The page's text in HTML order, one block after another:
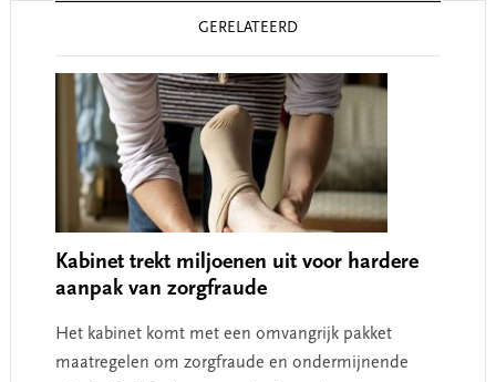
GERELATEERD
Kabinet trekt miljoenen uit voor hardere
aanpak van zorgfraude
Het kabinet komt met een omvangrijk pakket
maatregelen om zorgfraude en ondermijnende